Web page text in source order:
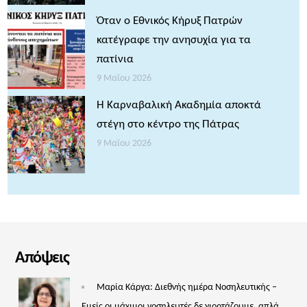
Όταν ο Εθνικός Κήρυξ Πατρών
κατέγραφε την ανησυχία για τα
πατίνια
9 Μαΐου 2026
Η Καρναβαλική Ακαδημία αποκτά
στέγη στο κέντρο της Πάτρας
9 Μαΐου 2026
Απόψεις
Μαρία Κάργα: Διεθνής ημέρα Νοσηλευτικής –